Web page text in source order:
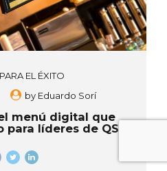
EL ÉXITO
by Eduardo Sorí
menú digital que
líderes de QSR